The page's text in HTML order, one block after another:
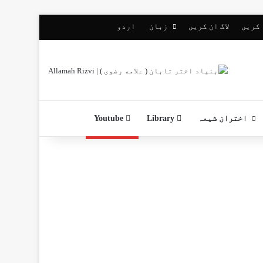
کریں لاگ ان کریں زبان اردو
اختران شیعہ Library
Youtube